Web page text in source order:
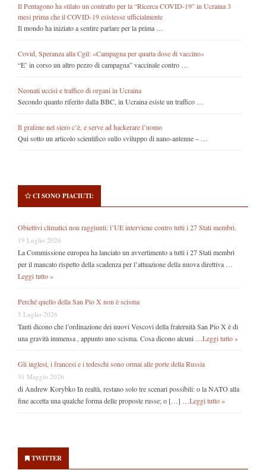
Il Pentagono ha stilato un contratto per la “Ricerca COVID-19” in Ucraina 3
mesi prima che il COVID-19 esistesse ufficialmente
Il mondo ha iniziato a sentire parlare per la prima …
Covid, Speranza alla Cgil: «Campagna per quarta dose di vaccino»
“E’ in corso un altro pezzo di campagna” vaccinale contro …
Neonati uccisi e traffico di organi in Ucraina
Secondo quanto riferito dalla BBC, in Ucraina esiste un traffico …
Il grafene nel siero c’è, e serve ad hackerare l’uomo
Qui sotto un articolo scientifico sullo sviluppo di nano-antenne – …
CI SONO PIACIUTI:
Obiettivi climatici non raggiunti: l’UE interviene contro tutti i 27 Stati membri.
19 Luglio 2026
La Commissione europea ha lanciato un avvertimento a tutti i 27 Stati membri
per il mancato rispetto della scadenza per l’attuazione della nuova direttiva …
Leggi tutto »
Perché quello della San Pio X non è scisma
5 Luglio 2026
Tanti dicono che l’ordinazione dei nuovi Vescovi della fraternità San Pio X è di
una gravità immensa , appunto uno scisma. Cosa dicono alcuni … Leggi tutto »
Gli inglesi, i francesi e i tedeschi sono ormai alle porte della Russia
31 Maggio 2026
di Andrew Korybko In realtà, restano solo tre scenari possibili: o la NATO alla
fine accetta una qualche forma delle proposte russe; o […] … Leggi tutto »
Sidebar
TWITTER